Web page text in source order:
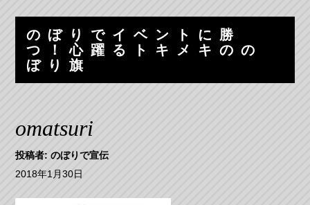
キ
プ
へ
キ
ッ
のぼりでイベントに勝
つ！心躍るトキメキのの
ぼり旗
omatsuri
投稿者:のぼりで宣伝
2018年1月30日